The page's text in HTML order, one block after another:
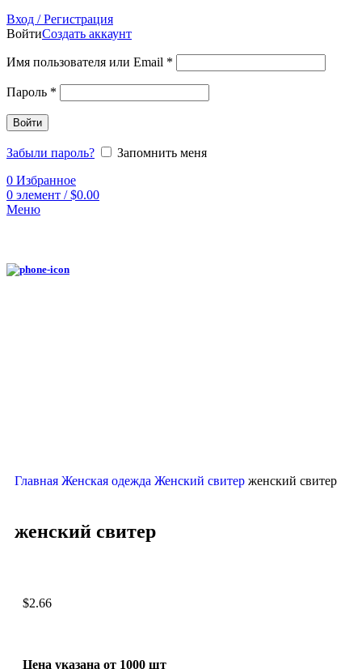
Вход / Регистрация
ВойтиСоздать аккаунт
Имя пользователя или Email *
Пароль *
Войти
Забыли пароль?
Запомнить меня
0 Избранное
0 элемент / $0.00
Меню
Главная Женская одежда Женский свитер женский свитер
женский свитер
$2.66
Цена указана от 1000 шт